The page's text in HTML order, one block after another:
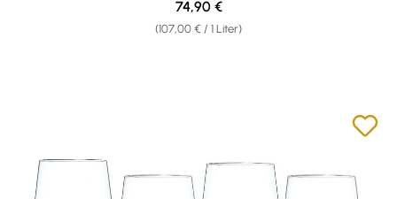
(107,00 € / 1 Liter)
Regulärer Preis:
74,90 €